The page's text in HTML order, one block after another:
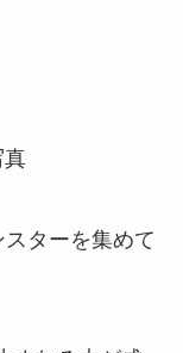
ターを集めて